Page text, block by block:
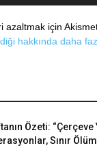
için
hakkında daha
Özeti: “Çerçeve
Sınır